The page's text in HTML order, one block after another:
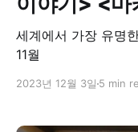
세계에서 가장 유명
11월
2023년 12월 3일 5 min